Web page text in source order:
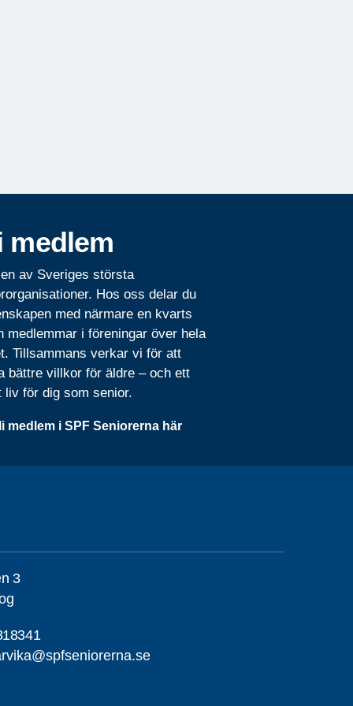
medlem
av Sveriges största
Hos oss delar du
med närmare en kvarts
medlemmar i föreningar över hela
Tillsammans verkar vi för att
bättre villkor för äldre – och ett
liv för dig som senior.
medlem i SPF Seniorerna här
3